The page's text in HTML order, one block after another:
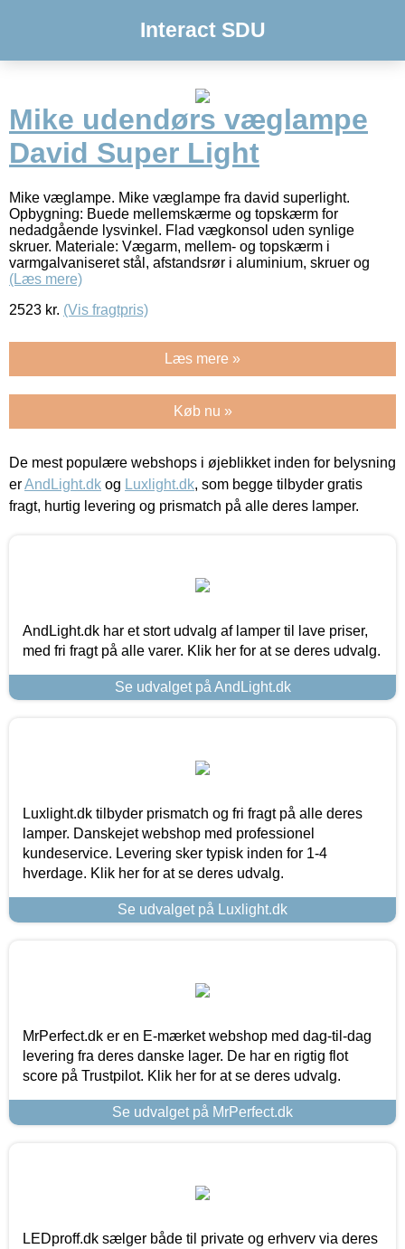
Interact SDU
Mike udendørs væglampe
David Super Light
Mike væglampe. Mike væglampe fra david superlight.
Opbygning: Buede mellemskærme og topskærm for
nedadgående lysvinkel. Flad vægkonsol uden synlige
skruer. Materiale: Vægarm, mellem- og topskærm i
varmgalvaniseret stål, afstandsrør i aluminium, skruer og
(Læs mere)
2523 kr. (Vis fragtpris)
Læs mere »
Køb nu »
De mest populære webshops i øjeblikket inden for belysning
erAndLight.dk og Luxlight.dk, som begge tilbyder gratis
fragt, hurtig levering og prismatch på alle deres lamper.
AndLight.dk har et stort udvalg af lamper til lave priser,
med fri fragt på alle varer. Klik her for at se deres udvalg.
Se udvalget på AndLight.dk
Luxlight.dk tilbyder prismatch og fri fragt på alle deres
lamper. Danskejet webshop med professionel
kundeservice. Levering sker typisk inden for 1-4
hverdage. Klik her for at se deres udvalg.
Se udvalget på Luxlight.dk
MrPerfect.dk er en E-mærket webshop med dag-til-dag
levering fra deres danske lager. De har en rigtig flot
score på Trustpilot. Klik her for at se deres udvalg.
Se udvalget på MrPerfect.dk
LEDproff.dk sælger både til private og erhverv via deres